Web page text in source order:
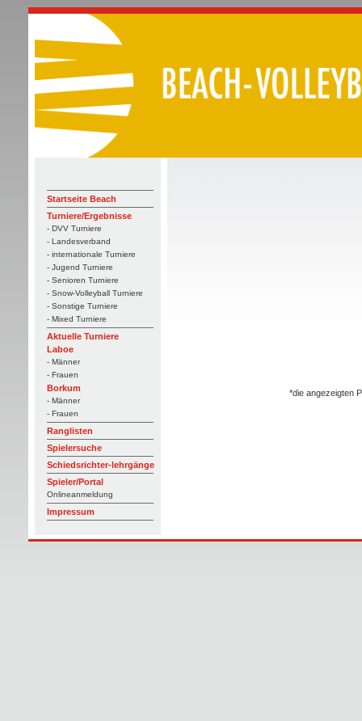
Startseite Beach
Turniere/Ergebnisse
- DVV Turniere
- Landesverband
- internationale Turniere
- Jugend Turniere
- Senioren Turniere
- Snow-Volleyball Turniere
- Sonstige Turniere
- Mixed Turniere
Aktuelle Turniere
Laboe
- Männer
- Frauen
Borkum
- Männer
- Frauen
Ranglisten
Spielersuche
Schiedsrichter-lehrgänge
Spieler/Portal
Onlineanmeldung
Impressum
*die angezeigten